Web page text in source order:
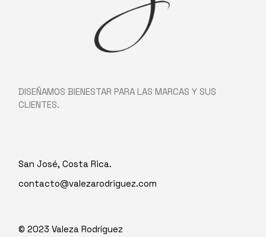
DISEÑAMOS BIENESTAR PARA LAS MARCAS Y SUS
CLIENTES.
San José, Costa Rica.
contacto@valezarodriguez.com
© 2023Valeza Rodríguez